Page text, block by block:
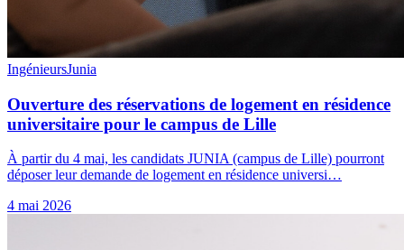
IngénieursJunia
Ouverture des réservations de logement en résidence
universitaire pour le campus de Lille
À partir du 4 mai, les candidats JUNIA (campus de Lille) pourront
déposer leur demande de logement en résidence universi…
4 mai 2026